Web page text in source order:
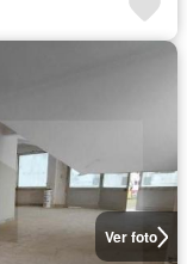
Ver foto